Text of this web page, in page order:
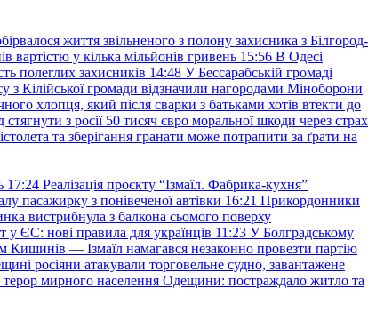
життя звільненого з полону захисника з Білгород-
вартістю у кілька мільйонів гривень 15:56 В Одесі
полеглих захисників 14:48 У Бессарабській громаді
з Кілійської громади відзначили нагородами Міноборони
хлопця, який після сварки з батьками хотів втекти до
з росії 50 тисяч євро моральної шкоди через страх
та зберігання гранати може потрапити за ґрати на
17:24 Реалізація проєкту “Ізмаїл. Фабрика-кухня”
пасажирку з понівеченої автівки 16:21 Прикордонники
вистрибнула з балкона сьомого поверху
у ЄС: нові правила для українців 11:23 У Болградському
— Ізмаїл намагався незаконно провезти партію
росіяни атакували торговельне судно, завантажене
мирного населення Одещини: постраждало житло та